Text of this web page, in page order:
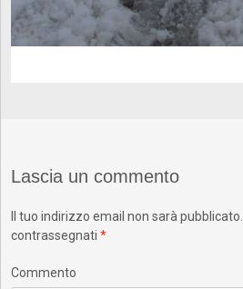
Lascia un commento
Il tuo indirizzo email non sarà pubblicato.
contrassegnati*
Commento